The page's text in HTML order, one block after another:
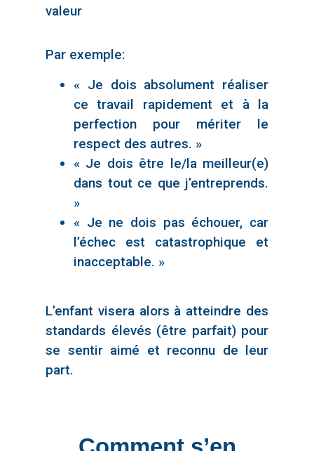
valeur
Par exemple:
« Je dois absolument réaliser
ce travail rapidement et à la
perfection pour mériter le
respect des autres. »
« Je dois être le/la meilleur(e)
dans tout ce que j’entreprends.
»
« Je ne dois pas échouer, car
l’échec est catastrophique et
inacceptable. »
L’enfant visera alors à atteindre des
standards élevés (être parfait) pour
se sentir aimé et reconnu de leur
part.